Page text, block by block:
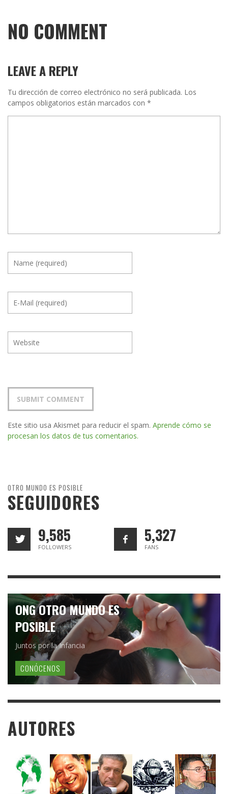
NO COMMENT
LEAVE A REPLY
Tu dirección de correo electrónico no será publicada. Los
campos obligatorios están marcados con *
Este sitio usa Akismet para reducir el spam. Aprende cómo se
procesan los datos de tus comentarios.
OTRO MUNDO ES POSIBLE
SEGUIDORES
9,585
FOLLOWERS
5,327
FANS
ONG OTRO MUNDO ES
POSIBLE
Juntos por la Infancia
CONÓCENOS
AUTORES